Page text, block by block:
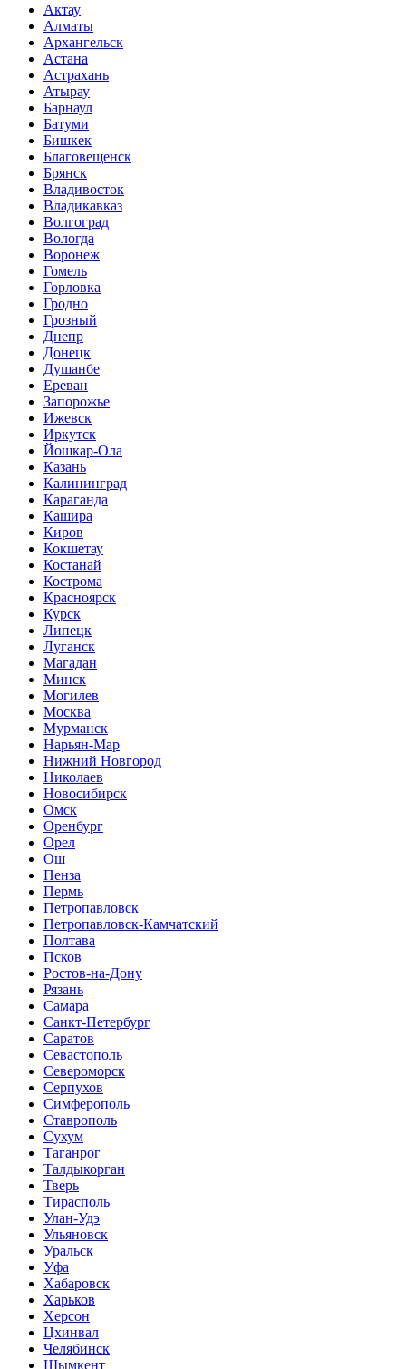
Актау
Алматы
Архангельск
Астана
Астрахань
Атырау
Барнаул
Батуми
Бишкек
Благовещенск
Брянск
Владивосток
Владикавказ
Волгоград
Вологда
Воронеж
Гомель
Горловка
Гродно
Грозный
Днепр
Донецк
Душанбе
Ереван
Запорожье
Ижевск
Иркутск
Йошкар-Ола
Казань
Калининград
Караганда
Кашира
Киров
Кокшетау
Костанай
Кострома
Красноярск
Курск
Липецк
Луганск
Магадан
Минск
Могилев
Москва
Мурманск
Нарьян-Мар
Нижний Новгород
Николаев
Новосибирск
Омск
Оренбург
Орел
Ош
Пенза
Пермь
Петропавловск
Петропавловск-Камчатский
Полтава
Псков
Ростов-на-Дону
Рязань
Самара
Санкт-Петербург
Саратов
Севастополь
Североморск
Серпухов
Симферополь
Ставрополь
Сухум
Таганрог
Tалдыкорган
Тверь
Тирасполь
Улан-Удэ
Ульяновск
Уральск
Уфа
Хабаровск
Харьков
Херсон
Цхинвал
Челябинск
Шымкент